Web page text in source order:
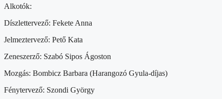
Alkotók:
Díszlettervező: Fekete Anna
Jelmeztervező: Pető Kata
Zeneszerző: Szabó Sipos Ágoston
Mozgás: Bombicz Barbara (Harangozó Gyula-díjas)
Fénytervező: Szondi György